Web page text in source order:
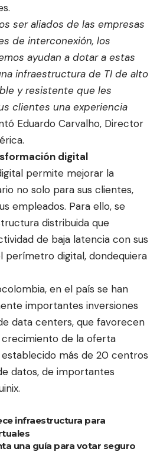
ser aliados de las empresas
de interconexión, los
ayudan a dotar a estas
infraestructura de TI de alto
y resistente que les
clientes una experiencia
Eduardo Carvalho, Director
digital
permite mejorar la
no solo para sus clientes,
empleados. Para ello, se
distribuida que
de baja latencia con sus
perímetro digital, dondequiera
en el país se han
importantes inversiones
data centers, que favorecen
de la oferta
más de 20 centros
datos, de importantes
infraestructura para
una guía para votar seguro